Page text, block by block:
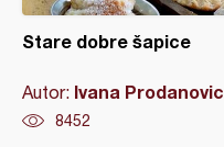
Stare dobre šapice
Autor: Ivana Prodanovic
8452